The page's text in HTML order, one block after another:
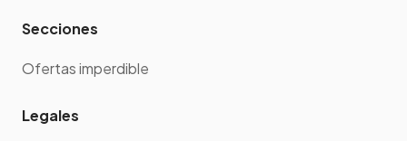
Secciones
Ofertas imperdible
Legales